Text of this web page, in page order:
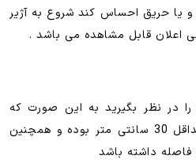
یا حریق احساس کند شروع به آژیر
اعلان قابل مشاهده می باشد .
در نظر بگیرید به این صورت که
فاصله از لامپ و روشنایی حداقل 30 سانتی متر بوده و همچنین